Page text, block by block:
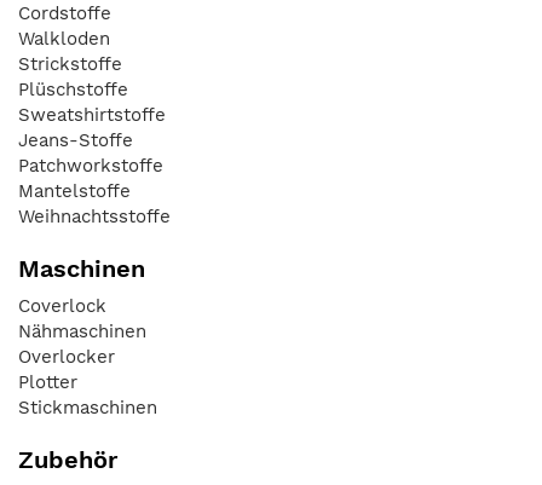
Cordstoffe
Walkloden
Strickstoffe
Plüschstoffe
Sweatshirtstoffe
Jeans-Stoffe
Patchworkstoffe
Mantelstoffe
Weihnachtsstoffe
Maschinen
Coverlock
Nähmaschinen
Overlocker
Plotter
Stickmaschinen
Zubehör